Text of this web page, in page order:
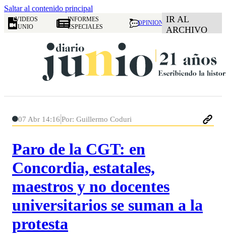
Saltar al contenido principal
VIDEOS
JUNIO
INFORMES
ESPECIALES
OPINION IR AL
ARCHIVO
07 Abr 14:16 Por: Guillermo Coduri
Paro de la CGT: en
Concordia, estatales,
maestros y no docentes
universitarios se suman a la
protesta